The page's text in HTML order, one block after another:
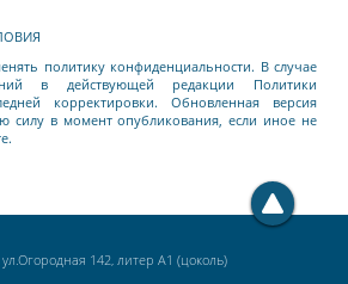
политику конфиденциальности. В случае
в действующей редакции Политики
корректировки. Обновленная версия
силу в момент опубликования, если иное не
ул.Огородная 142, литер А1 (цоколь)